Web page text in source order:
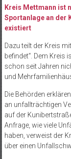
Kreis Mettmann ist
Sportanlage an der
existiert
Dazu teilt der Kreis
befindet“. Dem Kreis
schon seit Jahren
und
Die Behörden
an unfallträchtigen
auf der
Anfrage, wie viele
haben, verweist der
über einen